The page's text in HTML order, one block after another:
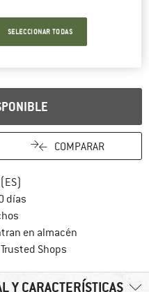
COMPARAR
días
en almacén
Shops
Y CARACTERÍSTICAS
SELECCIONAR TODAS